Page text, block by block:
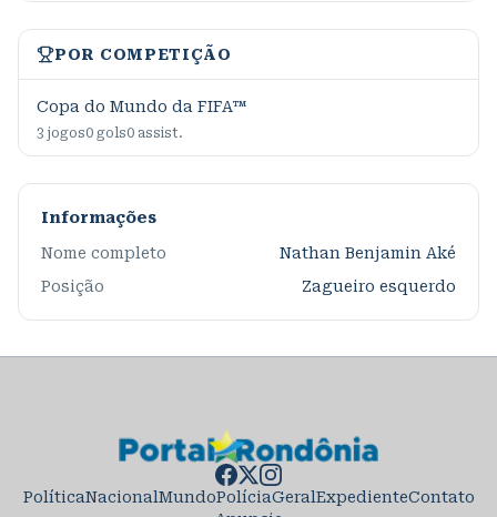
POR COMPETIÇÃO
Copa do Mundo da FIFA™
3 jogos0 gols0 assist.
Informações
Nome completo
Nathan Benjamin Aké
Posição
Zagueiro esquerdo
PolíticaNacionalMundoPolíciaGeralExpedienteContato